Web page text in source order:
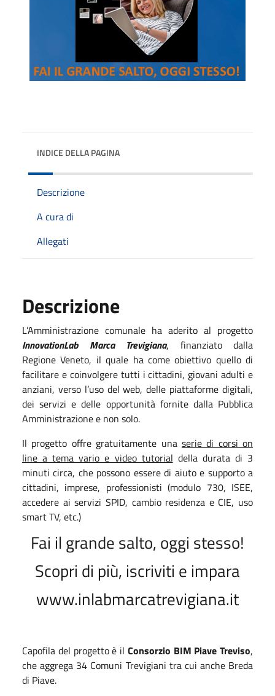
INDICE DELLA PAGINA
Descrizione
A cura di
Allegati
Descrizione
L’Amministrazione comunale ha aderito al progetto
InnovationLab Marca Trevigiana, finanziato dalla
Regione Veneto, il quale ha come obiettivo quello di
facilitare e coinvolgere tutti i cittadini, giovani adulti e
anziani, verso l’uso del web, delle piattaforme digitali,
dei servizi e delle opportunità fornite dalla Pubblica
Amministrazione e non solo.
Il progetto offre gratuitamente una serie di corsi on
line a tema vario e video tutorial della durata di 3
minuti circa, che possono essere di aiuto e supporto a
cittadini, imprese, professionisti (modulo 730, ISEE,
accedere ai servizi SPID, cambio residenza e CIE, uso
smart TV, etc.)
Fai il grande salto, oggi stesso!
Scopri di più, iscriviti e impara
www.inlabmarcatrevigiana.it
Capofila del progetto è il Consorzio BIM Piave Treviso,
che aggrega 34 Comuni Trevigiani tra cui anche Breda
di Piave.